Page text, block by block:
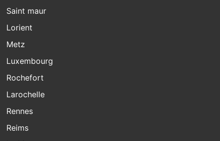
Saint maur
Lorient
Metz
Luxembourg
Rochefort
Larochelle
Rennes
Reims